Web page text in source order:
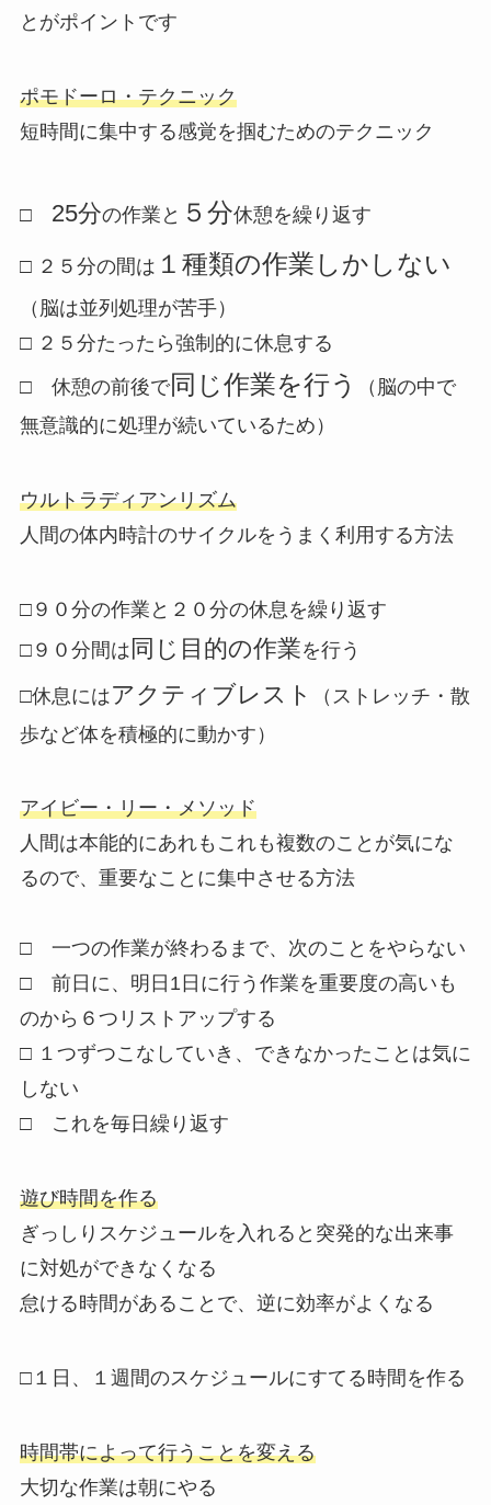
とがポイントです
ポモドーロ・テクニック
短時間に集中する感覚を掴むためのテクニック
□ 25分の作業と ５分休憩を繰り返す
□ ２５分の間は １種類の作業しかしない
（脳は並列処理が苦手）
□ ２５分たったら強制的に休息する
□ 休憩の前後で同じ作業を行う
（脳の中で
無意識的に処理が続いているため）
ウルトラディアンリズム
人間の体内時計のサイクルをうまく利用する方法
□９０分の作業と ２０分の休息を繰り返す
□９０分間は 同じ目的の作業を行う
□休息にはアクティブレスト
（ストレッチ・散
歩など体を積極的に動かす）
アイビー・リー・メソッド
人間は本能的にあれもこれも複数のことが気にな
るので、重要なことに集中させる方法
□ 一つの作業が終わるまで、次のことをやらない
□ 前日に、明日1日に行う作業を重要度の高いも
のから６つリストアップする
□ １つずつこなしていき、できなかったことは気に
しない
□ これを毎日繰り返す
遊び時間を作る
ぎっしりスケジュールを入れると突発的な出来事
に対処ができなくなる
怠ける時間があることで、逆に効率がよくなる
□１日、１週間のスケジュールにすてる時間を作る
時間帯によって行うことを変える
大切な作業は朝にやる